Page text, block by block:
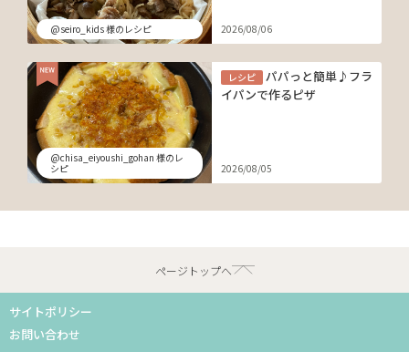
@seiro_kids 様のレシピ 2026/08/06
@chisa_eiyoushi_gohan 様のレ
シピ
レシピ
パパっと簡単♪フラ
イパンで作るピザ
2026/08/05
ページトップへ
サイトポリシー
お問い合わせ